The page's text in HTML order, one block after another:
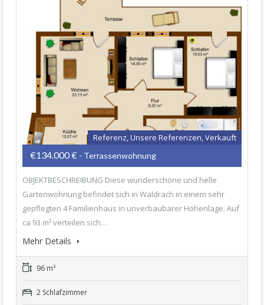
Referenz, Unsere Referenzen, Verkauft
€134.000 € - Terrassenwohnung
OBJEKTBESCHREIBUNG Diese wunderschöne und helle
Gartenwohnung befindet sich in Waldrach in einem sehr
gepflegten 4 Familienhaus in unverbaubarer Höhenlage. Auf
ca 93 m² verteilen sich…
Mehr Details
96 m²
2 Schlafzimmer